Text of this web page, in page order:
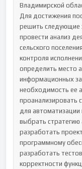
Владимирской
Для достижения
решить следующие
провести анализ
сельского
контроля
определить место
информационных
необходимость ее
проанализировать
для автоматизации
выбрать стратегию
разработать
программному
разработать
корректности